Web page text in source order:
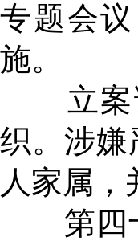
专题会
施。
立案调
织。涉嫌
人家属
第四十